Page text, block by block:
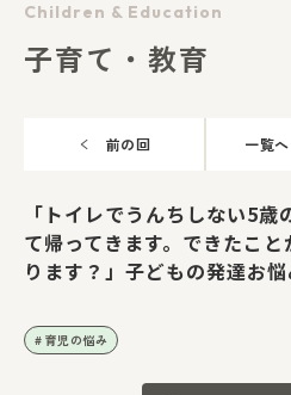
Children & Education
子育て・教育
前の回 一覧へ
「トイレでうんちしない5
て帰ってきます。できたこ
ります？」子どもの発達お
育児の悩み